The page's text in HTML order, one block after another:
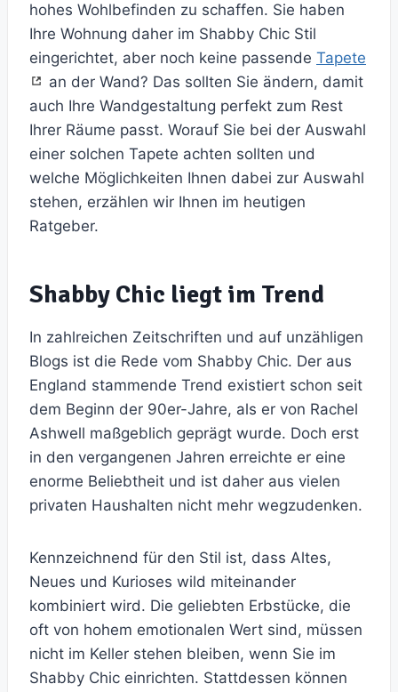
hohes Wohlbefinden zu schaffen. Sie haben
Ihre Wohnung daher im Shabby Chic Stil
eingerichtet, aber noch keine passende Tapete
an der Wand? Das sollten Sie ändern, damit
auch Ihre Wandgestaltung perfekt zum Rest
Ihrer Räume passt. Worauf Sie bei der Auswahl
einer solchen Tapete achten sollten und
welche Möglichkeiten Ihnen dabei zur Auswahl
stehen, erzählen wir Ihnen im heutigen
Ratgeber.
Shabby Chic liegt im Trend
In zahlreichen Zeitschriften und auf unzähligen
Blogs ist die Rede vom Shabby Chic. Der aus
England stammende Trend existiert schon seit
dem Beginn der 90er-Jahre, als er von Rachel
Ashwell maßgeblich geprägt wurde. Doch erst
in den vergangenen Jahren erreichte er eine
enorme Beliebtheit und ist daher aus vielen
privaten Haushalten nicht mehr wegzudenken.
Kennzeichnend für den Stil ist, dass Altes,
Neues und Kurioses wild miteinander
kombiniert wird. Die geliebten Erbstücke, die
oft von hohem emotionalen Wert sind, müssen
nicht im Keller stehen bleiben, wenn Sie im
Shabby Chic einrichten. Stattdessen können